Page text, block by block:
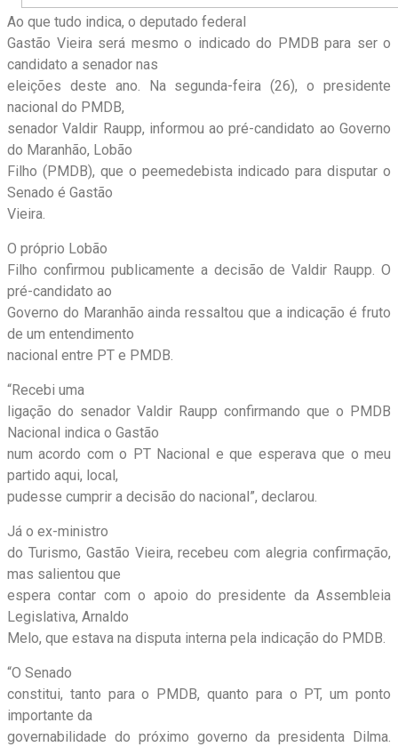
Ao que tudo indica, o deputado federal
Gastão Vieira será mesmo o indicado do PMDB para ser o
candidato a senador nas
eleições deste ano. Na segunda-feira (26), o presidente
nacional do PMDB,
senador Valdir Raupp, informou ao pré-candidato ao Governo
do Maranhão, Lobão
Filho (PMDB), que o peemedebista indicado para disputar o
Senado é Gastão
Vieira.
O próprio Lobão
Filho confirmou publicamente a decisão de Valdir Raupp. O
pré-candidato ao
Governo do Maranhão ainda ressaltou que a indicação é fruto
de um entendimento
nacional entre PT e PMDB.
“Recebi uma
ligação do senador Valdir Raupp confirmando que o PMDB
Nacional indica o Gastão
num acordo com o PT Nacional e que esperava que o meu
partido aqui, local,
pudesse cumprir a decisão do nacional”, declarou.
Já o ex-ministro
do Turismo, Gastão Vieira, recebeu com alegria confirmação,
mas salientou que
espera contar com o apoio do presidente da Assembleia
Legislativa, Arnaldo
Melo, que estava na disputa interna pela indicação do PMDB.
“O Senado
constitui, tanto para o PMDB, quanto para o PT, um ponto
importante da
governabilidade do próximo governo da presidenta Dilma.